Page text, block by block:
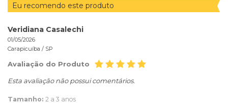
Eu recomendo este produto
Veridiana Casalechi
01/05/2026
Carapicuíba / SP
Avaliação do Produto
Esta avaliação não possui comentários.
Tamanho: 2 a 3 anos